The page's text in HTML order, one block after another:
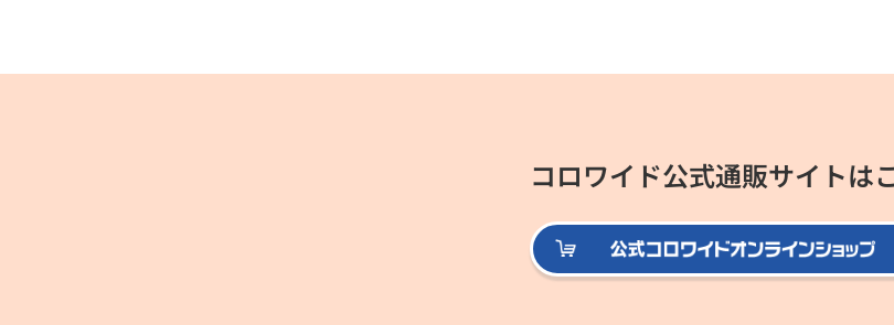
コロワイド公式通販サイトは